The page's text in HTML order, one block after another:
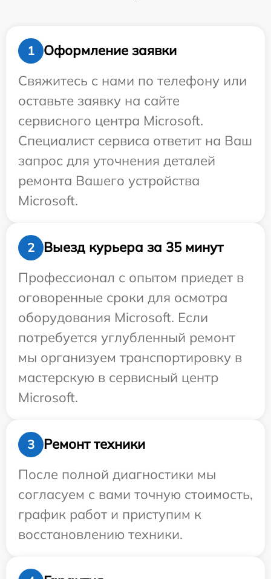
1
Оформление заявки
Свяжитесь с нами по телефону или
оставьте заявку на сайте
сервисного центра Microsoft.
Специалист сервиса ответит на Ваш
запрос для уточнения деталей
ремонта Вашего устройства
Microsoft.
2
Выезд курьера за 35 минут
Профессионал с опытом приедет в
оговоренные сроки для осмотра
оборудования Microsoft. Если
потребуется углубленный ремонт
мы организуем транспортировку в
мастерскую в сервисный центр
Microsoft.
3
Ремонт техники
После полной диагностики мы
согласуем с вами точную стоимость,
график работ и приступим к
восстановлению техники.